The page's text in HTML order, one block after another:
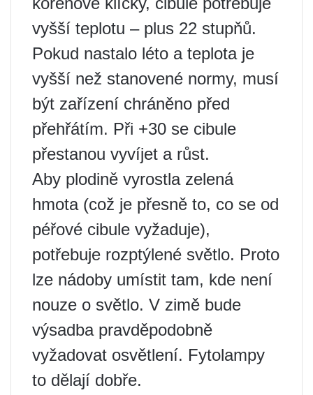
vyšší teplotu – plus 22 stupňů.
Pokud nastalo léto a teplota je
vyšší než stanovené normy, musí
být zařízení chráněno před
přehřátím. Při +30 se cibule
přestanou vyvíjet a růst.
Aby plodině vyrostla zelená
hmota (což je přesně to, co se od
péřové cibule vyžaduje),
potřebuje rozptýlené světlo. Proto
lze nádoby umístit tam, kde není
nouze o světlo. V zimě bude
výsadba pravděpodobně
vyžadovat osvětlení. Fytolampy
to dělají dobře.